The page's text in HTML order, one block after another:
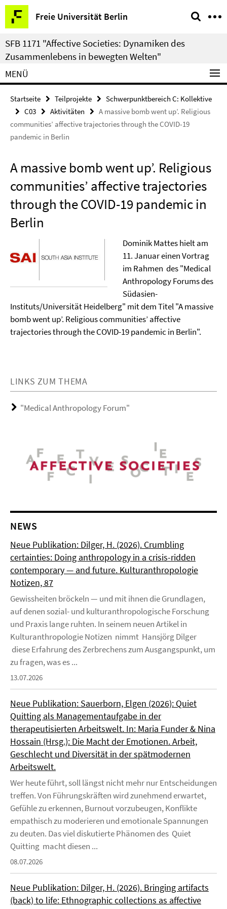
Springe
direkt
zu
Inhalt
Freie Universität Berlin
Service-
Navigation
SFB 1171 "Affective Societies: Dynamiken des
Zusammenlebens in bewegten Welten"
MENÜ
Startseite Teilprojekte
Schwerpunktbereich C: Kollektive
C03
Aktivitäten
A massive bomb went up’. Religious
communities’ affective trajectories through the COVID-19
pandemic in Berlin
A massive bomb went up’. Religious
communities’ affective trajectories
through the COVID-19 pandemic in
Berlin
Dominik Mattes hielt am
11. Januar einen Vortrag
im Rahmen des "Medical
Anthropology Forums des
Südasien-
Instituts/Universität Heidelberg" mit dem Titel "A massive
bomb went up’. Religious communities’ affective
trajectories through the COVID-19 pandemic in Berlin".
LINKS ZUM THEMA
"Medical Anthropology Forum"
NEWS
Neue Publikation: Dilger, H. (2026). Crumbling
certainties: Doing anthropology in a crisis-ridden
contemporary — and future. Kulturanthropologie
Notizen, 87
Gewissheiten bröckeln — und mit ihnen die Grundlagen,
auf denen sozial- und kulturanthropologische Forschung
und Praxis lange ruhten. In seinem neuen Artikel in
Kulturanthropologie Notizen nimmt Hansjörg Dilger
diese Erfahrung des Zerbrechens zum Ausgangspunkt, um
zu fragen, was es ...
13.07.2026
Neue Publikation: Sauerborn, Elgen (2026): Quiet
Quitting als Managementaufgabe in der
therapeutisierten Arbeitswelt. In: Maria Funder & Nina
Hossain (Hrsg.): Die Macht der Emotionen. Arbeit,
Geschlecht und Diversität in der spätmodernen
Arbeitswelt.
Wer heute führt, soll längst nicht mehr nur Entscheidungen
treffen. Von Führungskräften wird zunehmend erwartet,
Gefühle zu erkennen, Burnout vorzubeugen, Konflikte
empathisch zu moderieren und emotionale Spannungen
zu deuten. Das viel diskutierte Phänomen des Quiet
Quitting macht diesen ...
08.07.2026
Neue Publikation: Dilger, H. (2026). Bringing artifacts
(back) to life: Ethnographic collections as affective